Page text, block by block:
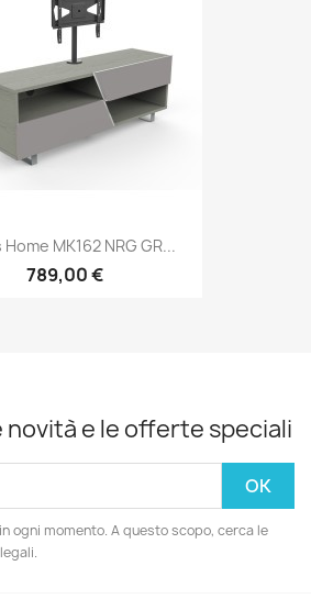
MK162 NRG GR...
789,00 €
novità e le offerte speciali
ogni momento. A questo scopo, cerca le